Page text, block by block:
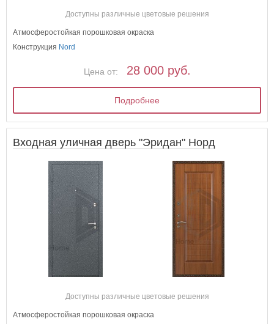
Доступны различные цветовые решения
Атмосферостойкая порошковая окраска
Конструкция Nord
Цена от: 28 000 руб.
Подробнее
Входная уличная дверь "Эридан" Норд
Доступны различные цветовые решения
Атмосферостойкая порошковая окраска